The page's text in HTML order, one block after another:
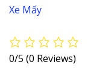
0/5 (0 Reviews)